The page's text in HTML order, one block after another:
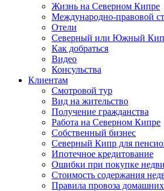
Жизнь на Северном Кипре
Международно-правовой
Отели
Северный или Южный
Как добраться
Видео
Консульства
Клиентам
Смотровой тур
Вид на жительство
Получение гражданства
Работа на Северном Кипре
Собственный бизнес
Северный Кипр для
Ипотечное кредитование
Ошибки при покупке
Стоимость содержания
Правила провоза